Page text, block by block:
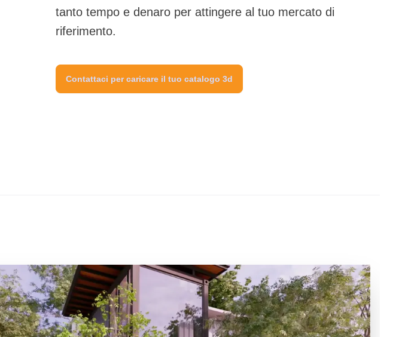
tanto tempo e denaro per attingere al tuo mercato di
riferimento.
Contattaci per caricare il tuo catalogo 3d